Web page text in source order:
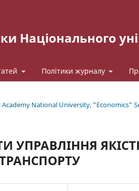
Національного
Політики журналу
National University, "Economics"
УПРАВЛІННЯ